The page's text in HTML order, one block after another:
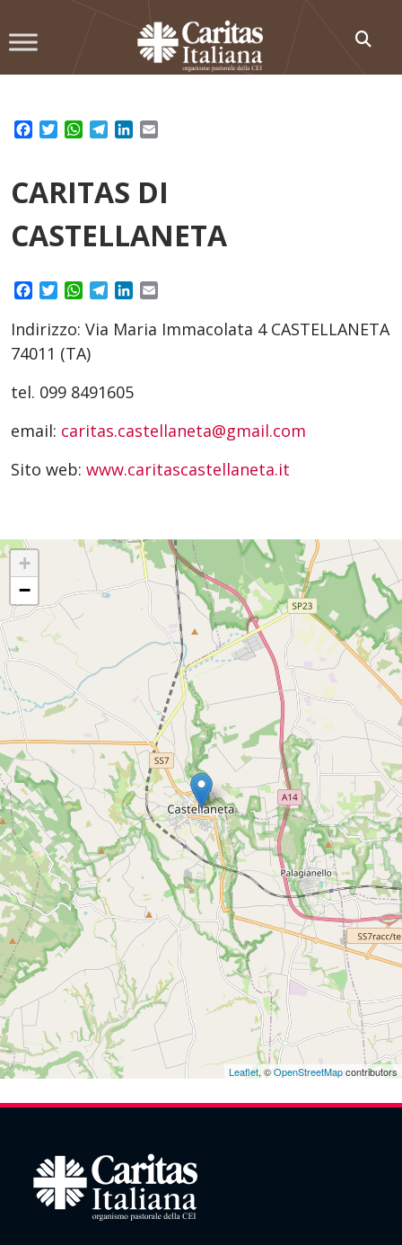
to
Facebook
TwitterWhatsApp
TelegramLinkedIn
CARITAS DI
CASTELLANETA
Facebook
TwitterWhatsApp
TelegramLinkedIn
Indirizzo: Via Maria Immacolata 4 CASTELLANETA
74011 (TA)
tel. 099 8491605
email: caritas.castellaneta@gmail.com
Sito web: www.caritascastellaneta.it
+
−
Leaflet, ©OpenStreetMapcontributors